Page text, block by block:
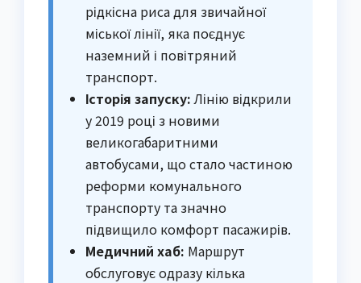
рідкісна риса для звичайної
міської лінії, яка поєднує
наземний і повітряний
транспорт.
Історія запуску: Лінію відкрили
у 2019 році з новими
великогабаритними
автобусами, що стало частиною
реформи комунального
транспорту та значно
підвищило комфорт пасажирів.
Медичний хаб: Маршрут
обслуговує одразу кілька